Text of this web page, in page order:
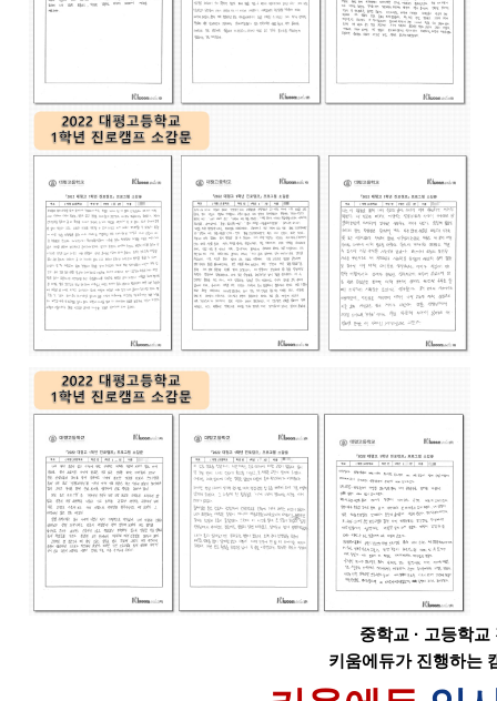
중학교 · 고등학
키움에듀가 진행하는